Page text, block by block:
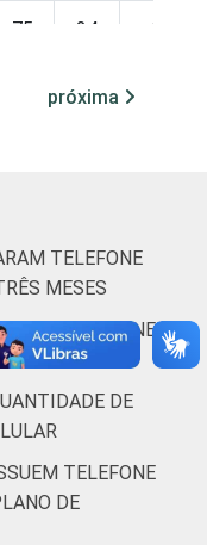
75 24 1
7
91 9
90 10 0
próxima
TELEFONE
MESES
TELEFONE
DE
TELEFONE
DE